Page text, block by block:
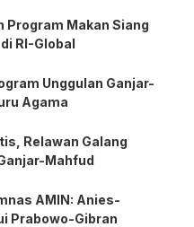
Program Makan Siang
RI-Global
Unggulan Ganjar-
Agama
Relawan Galang
Mahfud
AMIN: Anies-
Prabowo-Gibran